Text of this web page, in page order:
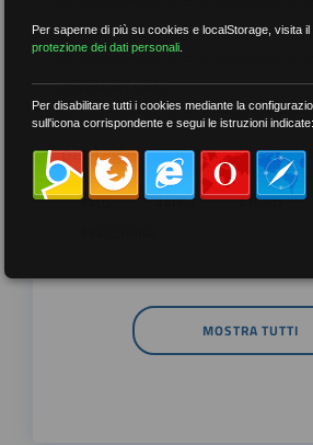
più recenti
meno recenti
per tag
##DS ##FGU ##Gilda
MOSTRA TUTTI
Per saperne di più su cookies e localStorage, visita
protezione dei dati personali
Per disabilitare tutti i cookies mediante la
sull'icona corrispondente e segui le istruzioni indicate: